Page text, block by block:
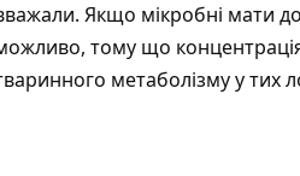
Якщо мікробні мати
тому що
метаболізму у тих